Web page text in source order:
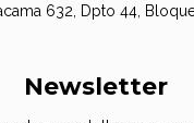
632, Dpto 44,
Newsletter